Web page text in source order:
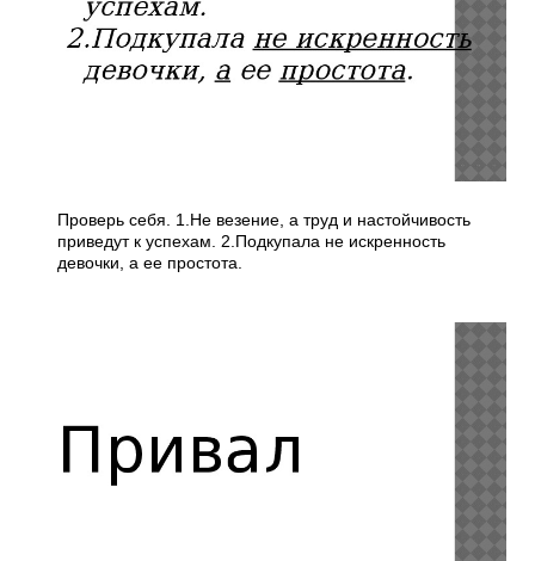
Проверь себя. 1.Не везение, а труд и настойчивость
приведут к успехам. 2.Подкупала не искренность
девочки, а ее простота.